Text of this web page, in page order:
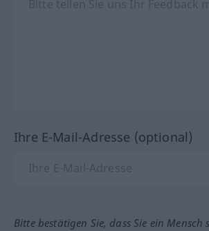
Ihre E-Mail-Adresse (optional)
Bitte bestätigen Sie, dass Sie ein Mensch